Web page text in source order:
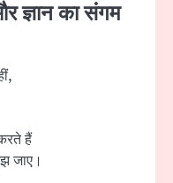
ज्ञान का संगम
हैं
जाए।